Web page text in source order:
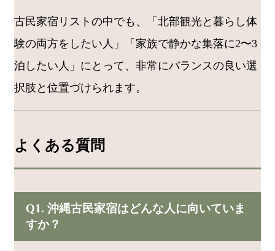
古民家宿リストの中でも、「北部観光と暮らし体
験の両方をしたい人」「家族で静かな集落に2〜3
泊したい人」にとって、非常にバランスの良い選
択肢と位置づけられます。
よくある質問
Q1. 沖縄古民家宿はどんな人に向いていま
すか？